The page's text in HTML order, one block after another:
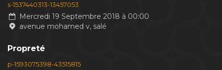
s-1537440313-13457053
Mercredi 19 Septembre 2018 à 00:00
avenue mohamed v, salé
Propreté
p-1593075398-43515815